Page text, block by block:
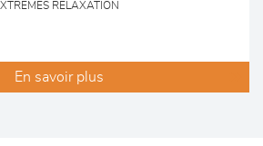
XTREMES RELAXATION
En savoir plus